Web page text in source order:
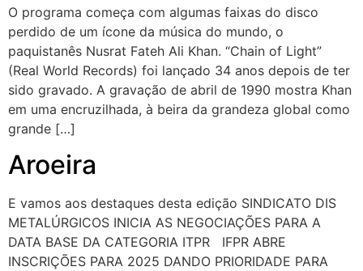
O programa começa com algumas faixas do disco
perdido de um ícone da música do mundo, o
paquistanês Nusrat Fateh Ali Khan. “Chain of Light”
(Real World Records) foi lançado 34 anos depois de ter
sido gravado. A gravação de abril de 1990 mostra Khan
em uma encruzilhada, à beira da grandeza global como
grande […]
Aroeira
E vamos aos destaques desta edição SINDICATO DIS
METALÚRGICOS INICIA AS NEGOCIAÇÕES PARA A
DATA BASE DA CATEGORIA ITPR IFPR ABRE
INSCRIÇÕES PARA 2025 DANDO PRIORIDADE PARA